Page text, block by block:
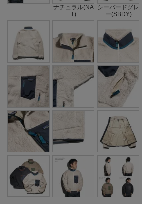
ナチュラル(NA
T)
シーバードグレ
ー(SBDY)